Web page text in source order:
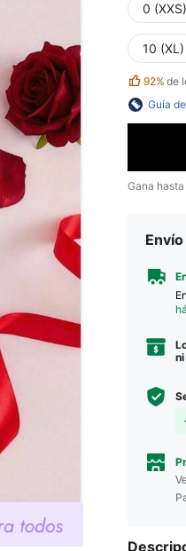
0 (XXS)
10 (XL)
92% de
Guía
Gana hasta
Envío